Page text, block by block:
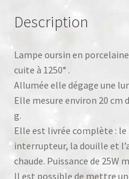
Description
Lampe oursin en
cuite à 1250° .
Allumée elle dégage une
Elle mesure environ 20 cm
g.
Elle est livrée complète : le
interrupteur, la douille et
chaude. Puissance de 25W
Il est possible de mettre